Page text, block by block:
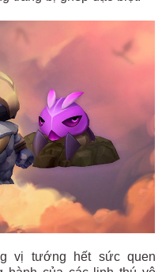
vị tướng hết sức quen